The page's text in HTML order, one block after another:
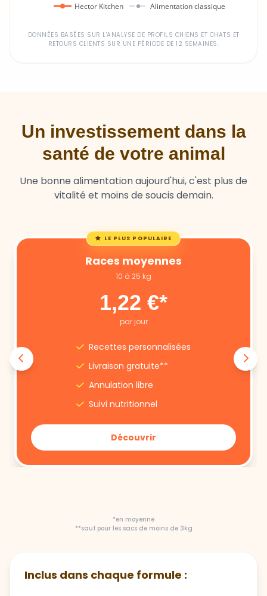
Hector Kitchen Alimentation classique
DONNÉES BASÉES SUR L'ANALYSE DE PROFILS CHIENS ET CHATS ET
RETOURS CLIENTS SUR UNE PÉRIODE DE 12 SEMAINES.
Un investissement dans la
santé de votre animal
Une bonne alimentation aujourd'hui, c'est plus de
vitalité et moins de soucis demain.
LE PLUS POPULAIRE
Races moyennes
10 à 25 kg
1,22 €*
par jour
Recettes personnalisées
Livraison gratuite**
Annulation libre
Suivi nutritionnel
Découvrir
*en moyenne
**sauf pour les sacs de moins de 3kg
Inclus dans chaque formule :